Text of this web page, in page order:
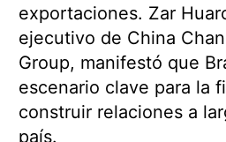
exportaciones. Zar
ejecutivo de China
Group, manifestó que
escenario clave para la
construir relaciones a
país.